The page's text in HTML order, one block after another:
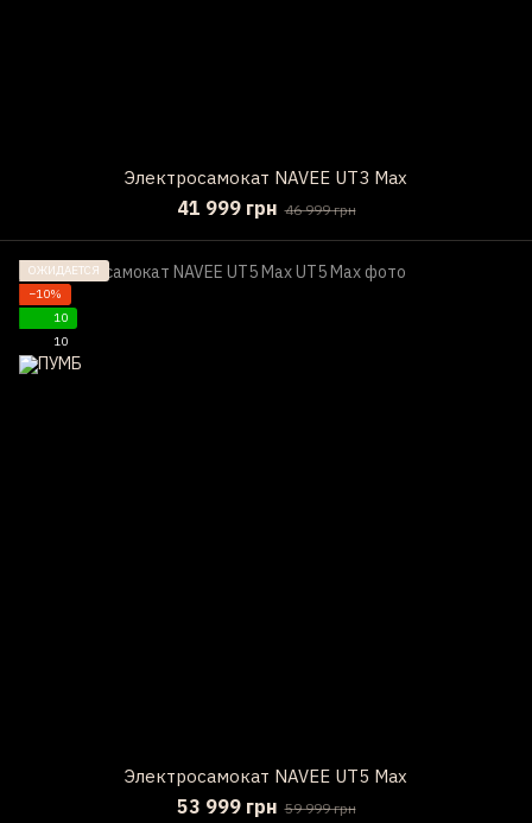
Электросамокат NAVEE UT3 Max
41 999 грн 46 999 грн
ОЖИДАЕТСЯ
−10%
10
10
Электросамокат NAVEE UT5 Max
53 999 грн 59 999 грн